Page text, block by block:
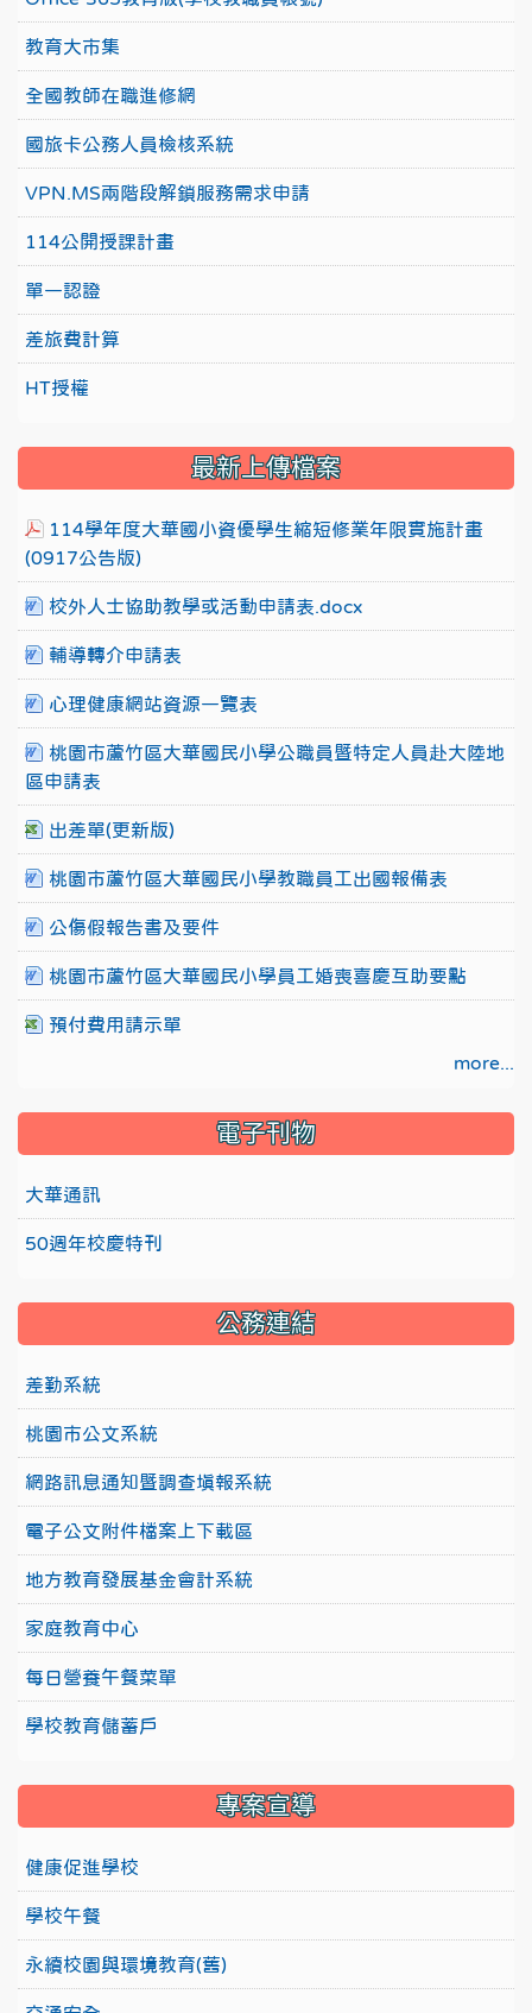
教育大市集
全國教師在職進修網
國旅卡公務人員檢核系統
VPN.MS兩階段解鎖服務需求申請
114公開授課計畫
單一認證
差旅費計算
HT授權
最新上傳檔案
114學年度大華國小資優學生縮短修業年限實施計畫
(0917公告版)
校外人士協助教學或活動申請表.docx
輔導轉介申請表
心理健康網站資源一覽表
桃園市蘆竹區大華國民小學公職員暨特定人員赴大陸地
區申請表
出差單(更新版)
桃園市蘆竹區大華國民小學教職員工出國報備表
公傷假報告書及要件
桃園市蘆竹區大華國民小學員工婚喪喜慶互助要點
預付費用請示單
more...
電子刊物
大華通訊
50週年校慶特刊
公務連結
差勤系統
桃園市公文系統
網路訊息通知暨調查填報系統
電子公文附件檔案上下載區
地方教育發展基金會計系統
家庭教育中心
每日營養午餐菜單
學校教育儲蓄戶
專案宣導
健康促進學校
學校午餐
永續校園與環境教育(舊)